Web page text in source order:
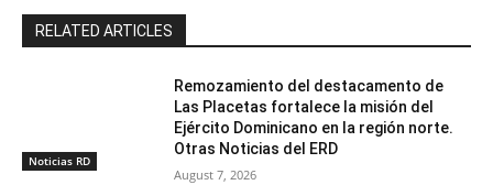
RELATED ARTICLES
Noticias RD
Remozamiento del destacamento de
Las Placetas fortalece la misión del
Ejército Dominicano en la región norte.
Otras Noticias del ERD
August 7, 2026